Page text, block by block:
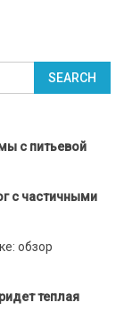
с питьевой
с частичными
обзор
теплая